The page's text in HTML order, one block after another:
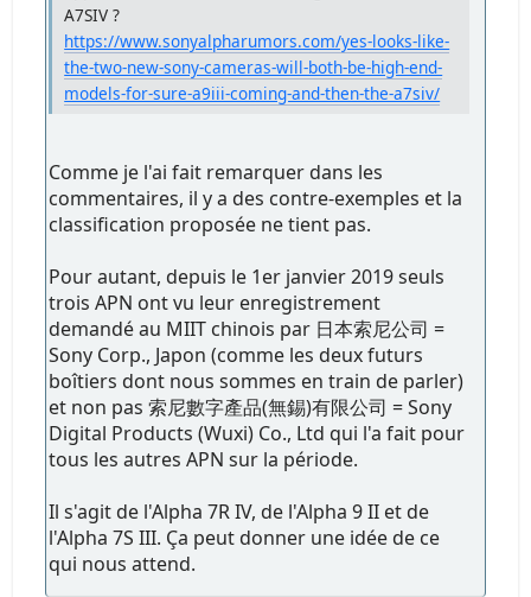
A7SIV ?
https://www.sonyalpharumors.com/yes-looks-like-
the-two-new-sony-cameras-will-both-be-high-end-
models-for-sure-a9iii-coming-and-then-the-a7siv/
Comme je l'ai fait remarquer dans les
commentaires, il y a des contre-exemples et la
classification proposée ne tient pas.
Pour autant, depuis le 1er janvier 2019 seuls
trois APN ont vu leur enregistrement
demandé au MIIT chinois par 日本索尼公司 =
Sony Corp., Japon (comme les deux futurs
boîtiers dont nous sommes en train de parler)
et non pas 索尼數字產品(無錫)有限公司 = Sony
Digital Products (Wuxi) Co., Ltd qui l'a fait pour
tous les autres APN sur la période.
Il s'agit de l'Alpha 7R IV, de l'Alpha 9 II et de
l'Alpha 7S III. Ça peut donner une idée de ce
qui nous attend.